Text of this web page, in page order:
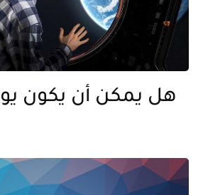
هل يمكن أن يكون